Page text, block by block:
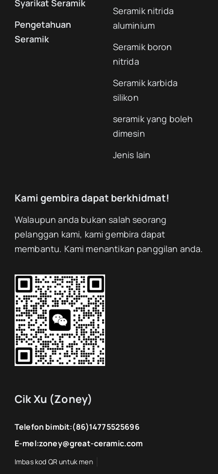
Syarikat Seramik
Pengetahuan
Seramik
Seramik nitrida
aluminium
Seramik boron
nitrida
Seramik karbida
silikon
seramik yang boleh
dimesin
Jenis lain
Kami gembira dapat berkhidmat!
Walaupun anda bukan salah seorang
pelanggan kami, kami gembira dapat
membantu. Kami menantikan panggilan anda.
Cik Xu (Zoney)
Telefon bimbit:(86)14775525696
E-mel:zoney@great-ceramic.com